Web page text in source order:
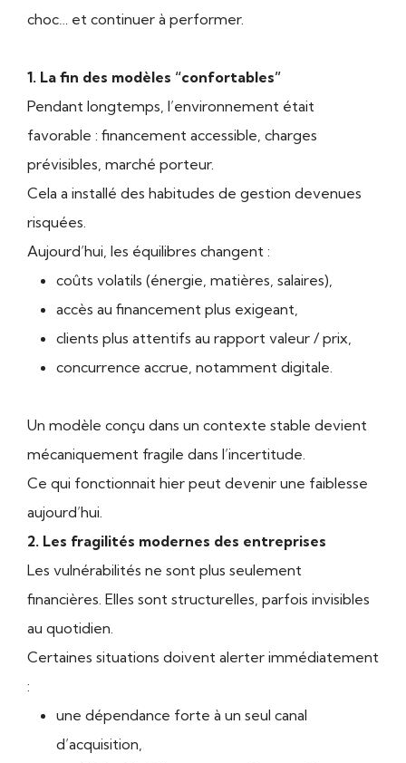
choc… et continuer à performer.
1. La fin des modèles “confortables”
Pendant longtemps, l’environnement était
favorable : financement accessible, charges
prévisibles, marché porteur.
Cela a installé des habitudes de gestion devenues
risquées.
Aujourd’hui, les équilibres changent :
coûts volatils (énergie, matières, salaires),
accès au financement plus exigeant,
clients plus attentifs au rapport valeur / prix,
concurrence accrue, notamment digitale.
Un modèle conçu dans un contexte stable devient
mécaniquement fragile dans l’incertitude.
Ce qui fonctionnait hier peut devenir une faiblesse
aujourd’hui.
2. Les fragilités modernes des entreprises
Les vulnérabilités ne sont plus seulement
financières. Elles sont structurelles, parfois invisibles
au quotidien.
Certaines situations doivent alerter immédiatement
:
une dépendance forte à un seul canal
d’acquisition,